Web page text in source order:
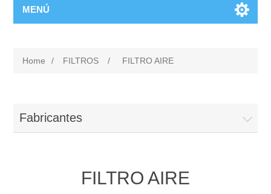
MENÚ
Home / FILTROS / FILTRO AIRE
Fabricantes
FILTRO AIRE